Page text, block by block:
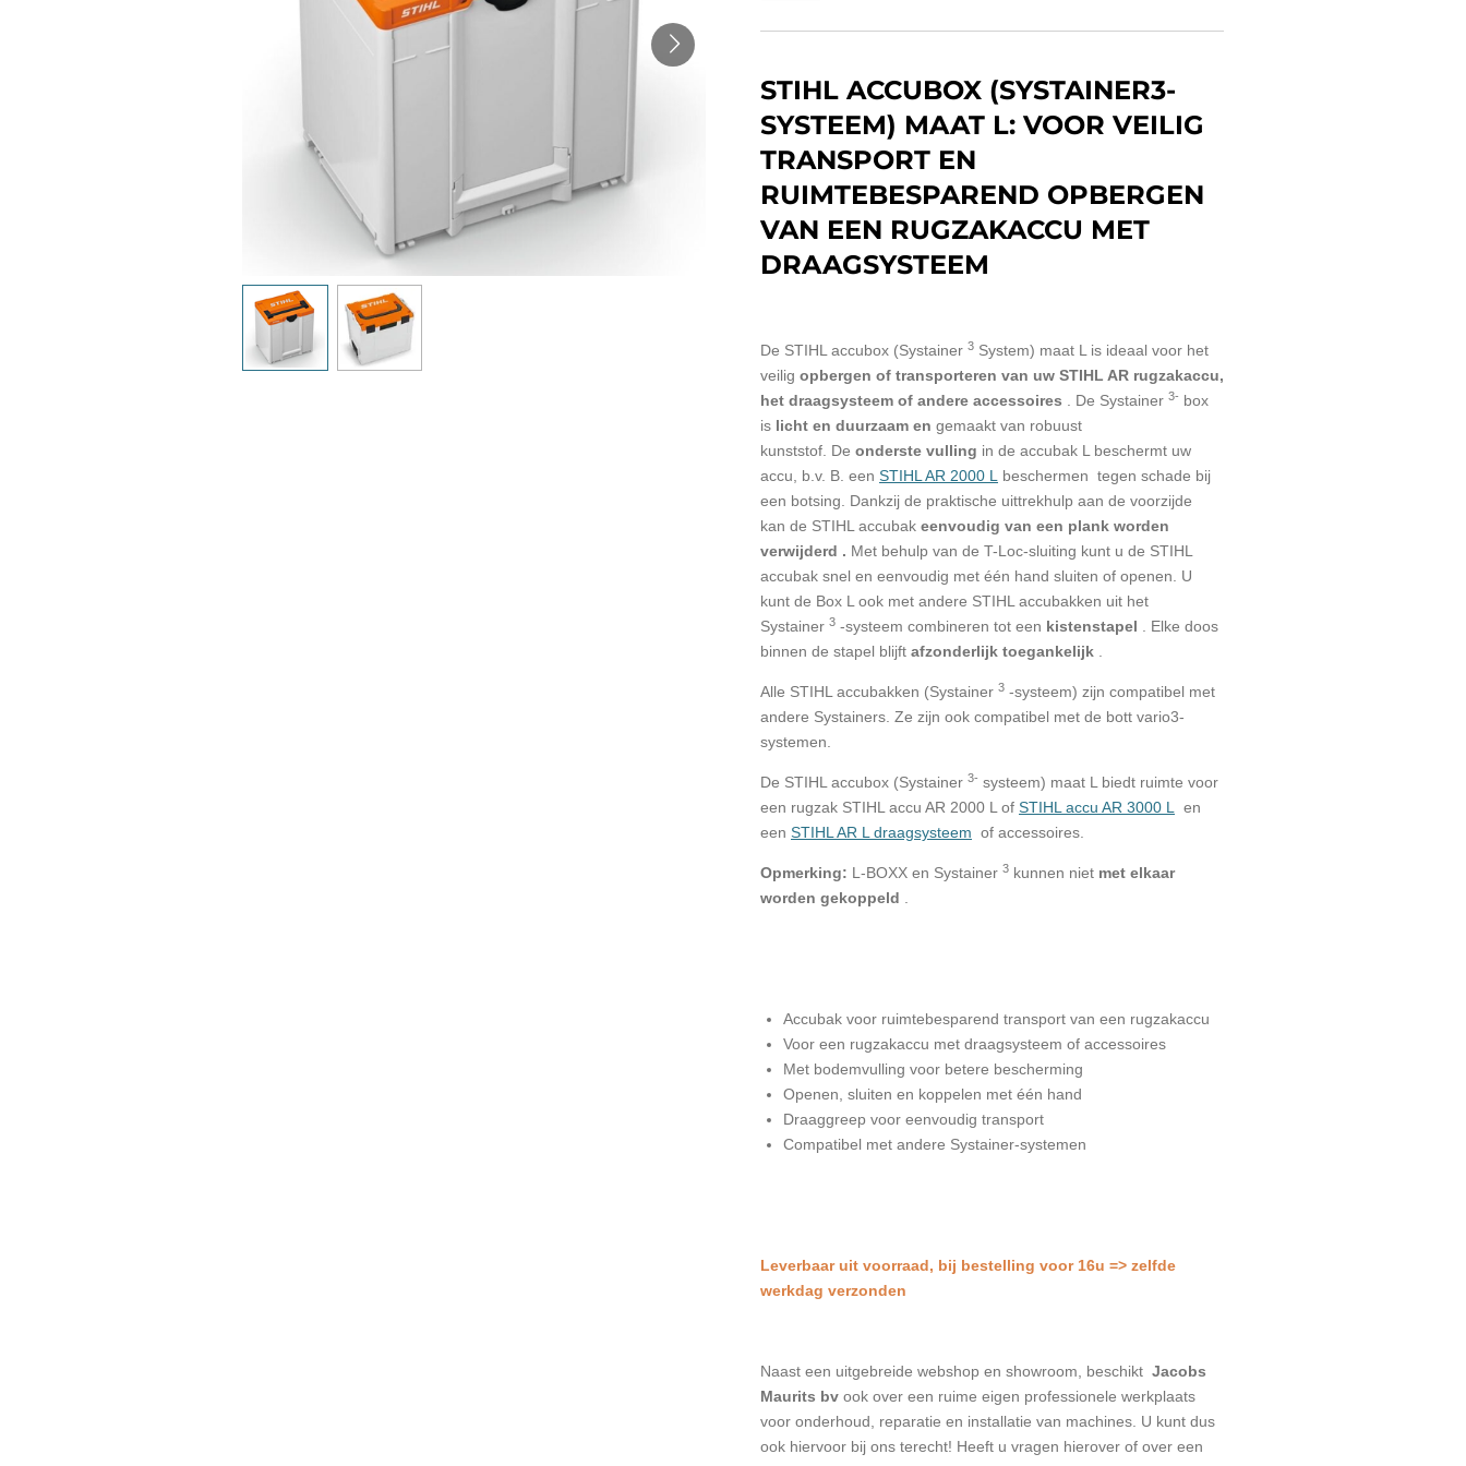
STIHL ACCUBOX (SYSTAINER3-
SYSTEEM) MAAT L: VOOR VEILIG
TRANSPORT EN
RUIMTEBESPAREND OPBERGEN
VAN EEN RUGZAKACCU MET
DRAAGSYSTEEM
De STIHL accubox (Systainer 3 System) maat L is ideaal voor het
veilig opbergen of transporteren van uw STIHL AR rugzakaccu,
het draagsysteem of andere accessoires . De Systainer 3- box
is licht en duurzaam en gemaakt van robuust
kunststof. De onderste vulling in de accubak L beschermt uw
accu, b.v. B. een STIHL AR 2000 L beschermen tegen schade bij
een botsing. Dankzij de praktische uittrekhulp aan de voorzijde
kan de STIHL accubak eenvoudig van een plank worden
verwijderd . Met behulp van de T-Loc-sluiting kunt u de STIHL
accubak snel en eenvoudig met één hand sluiten of openen. U
kunt de Box L ook met andere STIHL accubakken uit het
Systainer 3 -systeem combineren tot een kistenstapel . Elke doos
binnen de stapel blijft afzonderlijk toegankelijk .
Alle STIHL accubakken (Systainer 3 -systeem) zijn compatibel met
andere Systainers. Ze zijn ook compatibel met de bott vario3-
systemen.
De STIHL accubox (Systainer 3- systeem) maat L biedt ruimte voor
een rugzak STIHL accu AR 2000 L of STIHL accu AR 3000 L en
een STIHL AR L draagsysteem of accessoires.
Opmerking: L-BOXX en Systainer 3 kunnen niet met elkaar
worden gekoppeld .
Accubak voor ruimtebesparend transport van een rugzakaccu
Voor een rugzakaccu met draagsysteem of accessoires
Met bodemvulling voor betere bescherming
Openen, sluiten en koppelen met één hand
Draaggreep voor eenvoudig transport
Compatibel met andere Systainer-systemen
Leverbaar uit voorraad, bij bestelling voor 16u => zelfde
werkdag verzonden
Naast een uitgebreide webshop en showroom, beschikt Jacobs
Maurits bv ook over een ruime eigen professionele werkplaats
voor onderhoud, reparatie en installatie van machines. U kunt dus
ook hiervoor bij ons terecht! Heeft u vragen hierover of over een